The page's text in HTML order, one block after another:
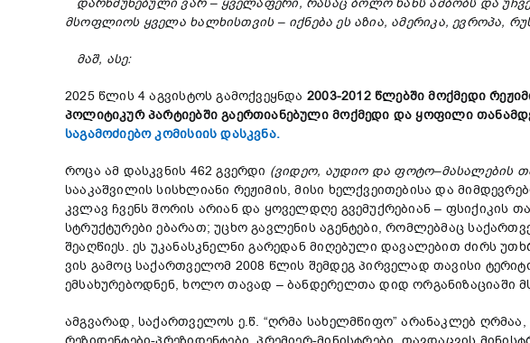
დარწმუნებული ვარ– ყველაფერი, რასაც ბოლო ხანს ამბობს და
მსოფლიოს ყველა ხალხისთვის– იქნება ეს აზია, ამერიკა,ევროპა,
მაშ, ასე:
2025 წლის 4 აგვისტოს გამოქვეყნდა 2003-2012 წლებში მოქმედი
პოლიტიკურ პარტიებში გაერთიანებული მოქმედი და ყოფილი
საგამოძიებო კომისიის დასკვნა.
როცა ამ დასკვნის 462 გვერდი (ვიდეო, აუდიო და ფოტო–მასალების
სააკაშვილის სისხლიანი რეჟიმის, მისი ხელქვეითებისა და
კვლავ ჩვენს შორის არიან და ყოველდღე გვემუქრებიან –
სტრუქტურები ებარათ; უცხო გავლენის აგენტები, რომლებმაც
შეაღწიეს. ეს უკანასკნელნი გარედან მიღებული დავალებით ძირს
ვის გამოც საქართველომ 2008 წლის შემდეგ პირველად თავისი
ემსახურებოდნენ, ხოლო თავად – ბანდერელთა დიდ ორგანიზაციაში
ამგვარად, საქართველოს ე.წ. “ღრმა სახელმწიფო” არანაკლებ